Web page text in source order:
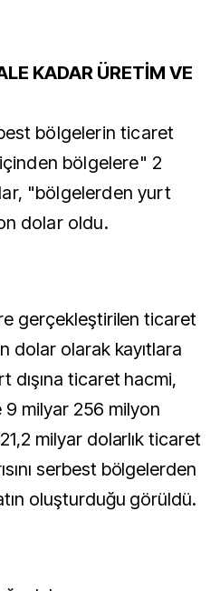
KADAR ÜRETİM VE
bölgelerin ticaret
bölgelere" 2
"bölgelerden yurt
dolar oldu.
gerçekleştirilen ticaret
dolar olarak kayıtlara
dışına ticaret hacmi,
milyar 256 milyon
milyar dolarlık ticaret
serbest bölgelerden
oluşturduğu görüldü.